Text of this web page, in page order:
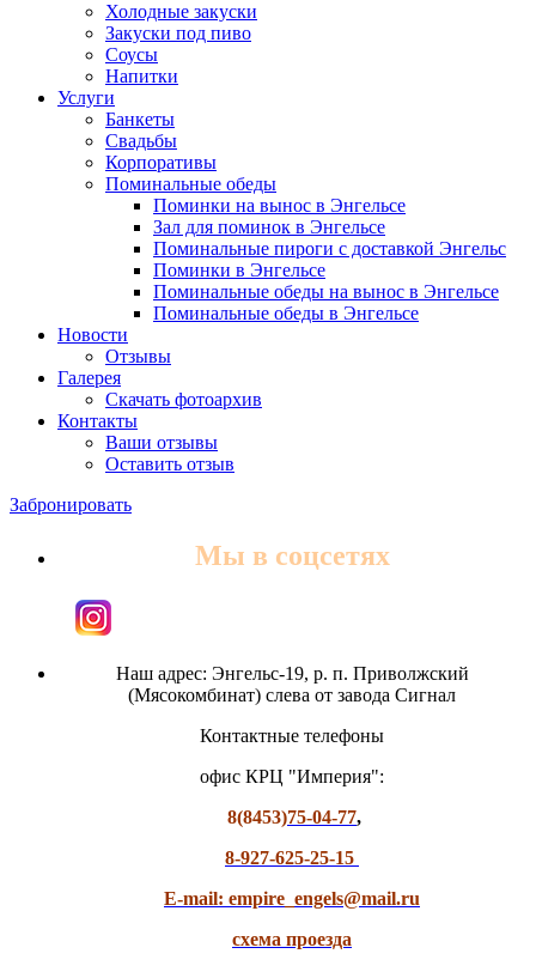
Холодные закуски
Закуски под пиво
Соусы
Напитки
Услуги
Банкеты
Свадьбы
Корпоративы
Поминальные обеды
Поминки на вынос в Энгельсе
Зал для поминок в Энгельсе
Поминальные пироги с доставкой Энгельс
Поминки в Энгельсе
Поминальные обеды на вынос в Энгельсе
Поминальные обеды в Энгельсе
Новости
Отзывы
Галерея
Скачать фотоархив
Контакты
Ваши отзывы
Оставить отзыв
Забронировать
Мы в соцсетях
Наш адрес: Энгельс-19, р. п. Приволжский
(Мясокомбинат) слева от завода Сигнал
Контактные телефоны
офис КРЦ "Империя":
8(8453)75-04-77,
8-927-625-25-15
E-mail: empire_engels@mail.ru
схема проезда